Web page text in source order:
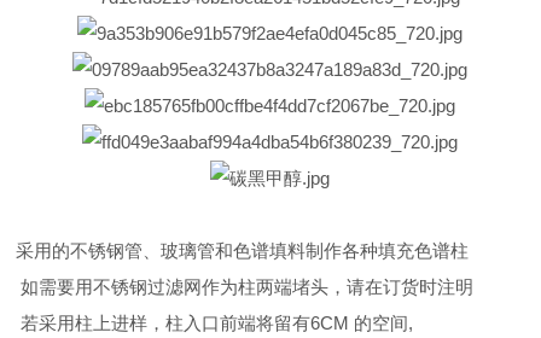
采用的不锈钢管、玻璃管和色谱填料制作各种填充色谱柱
如需要用不锈钢过滤网作为柱两端堵头，请在订货时注明
若采用柱上进样，柱入口前端将留有6CM 的空间,